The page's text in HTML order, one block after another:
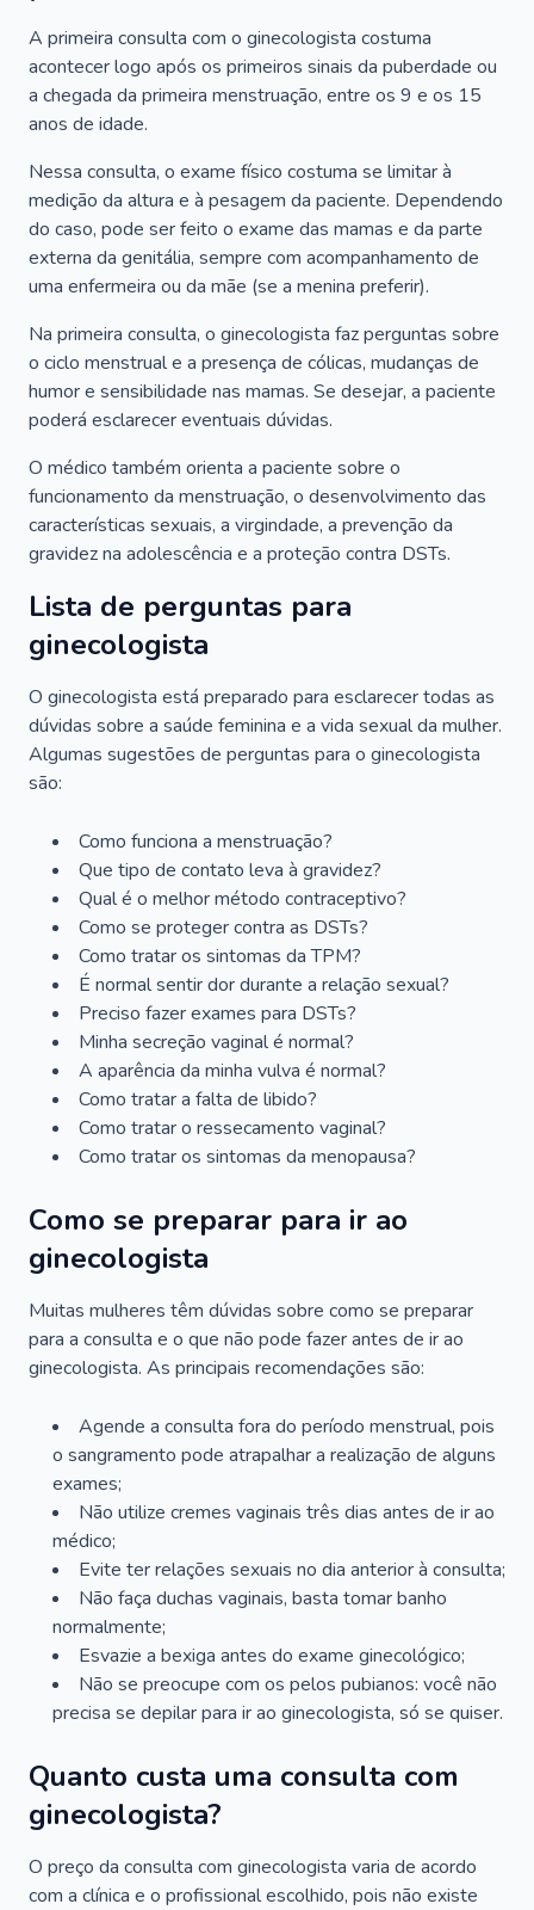
A primeira consulta com o ginecologista costuma
acontecer logo após os primeiros sinais da puberdade ou
a chegada da primeira menstruação, entre os 9 e os 15
anos de idade.
Nessa consulta, o exame físico costuma se limitar à
medição da altura e à pesagem da paciente. Dependendo
do caso, pode ser feito o exame das mamas e da parte
externa da genitália, sempre com acompanhamento de
uma enfermeira ou da mãe (se a menina preferir).
Na primeira consulta, o ginecologista faz perguntas sobre
o ciclo menstrual e a presença de cólicas, mudanças de
humor e sensibilidade nas mamas. Se desejar, a paciente
poderá esclarecer eventuais dúvidas.
O médico também orienta a paciente sobre o
funcionamento da menstruação, o desenvolvimento das
características sexuais, a virgindade, a prevenção da
gravidez na adolescência e a proteção contra DSTs.
Lista de perguntas para
ginecologista
O ginecologista está preparado para esclarecer todas as
dúvidas sobre a saúde feminina e a vida sexual da mulher.
Algumas sugestões de perguntas para o ginecologista
são:
Como funciona a menstruação?
Que tipo de contato leva à gravidez?
Qual é o melhor método contraceptivo?
Como se proteger contra as DSTs?
Como tratar os sintomas da TPM?
É normal sentir dor durante a relação sexual?
Preciso fazer exames para DSTs?
Minha secreção vaginal é normal?
A aparência da minha vulva é normal?
Como tratar a falta de libido?
Como tratar o ressecamento vaginal?
Como tratar os sintomas da menopausa?
Como se preparar para ir ao
ginecologista
Muitas mulheres têm dúvidas sobre como se preparar
para a consulta e o que não pode fazer antes de ir ao
ginecologista. As principais recomendações são:
Agende a consulta fora do período menstrual, pois
o sangramento pode atrapalhar a realização de alguns
exames;
Não utilize cremes vaginais três dias antes de ir ao
médico;
Evite ter relações sexuais no dia anterior à consulta;
Não faça duchas vaginais, basta tomar banho
normalmente;
Esvazie a bexiga antes do exame ginecológico;
Não se preocupe com os pelos pubianos: você não
precisa se depilar para ir ao ginecologista, só se quiser.
Quanto custa uma consulta com
ginecologista?
O preço da consulta com ginecologista varia de acordo
com a clínica e o profissional escolhido, pois não existe